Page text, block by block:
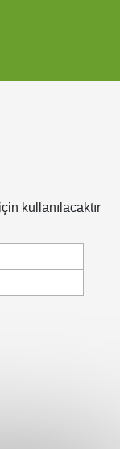
kullanılacaktır